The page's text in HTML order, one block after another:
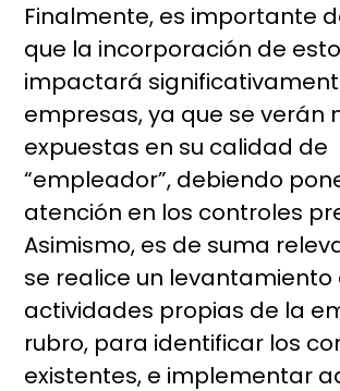
Finalmente, es importante
que la incorporación de
impactará
empresas, ya que se verán
expuestas en su calidad de
“empleador”, debiendo
atención en los controles
Asimismo, es de suma
se realice un levantamiento
actividades propias de la
rubro, para identificar los
existentes, e implementar